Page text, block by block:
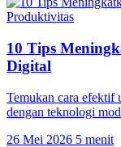
Produktivitas
10 Tips
Digital
Temukan cara efektif
dengan teknologi
26 Mei 2026 5 menit